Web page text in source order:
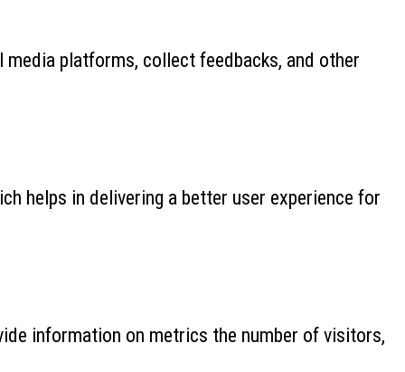
platforms, collect feedbacks, and other
helps in delivering a better user experience for
information on metrics the number of visitors,